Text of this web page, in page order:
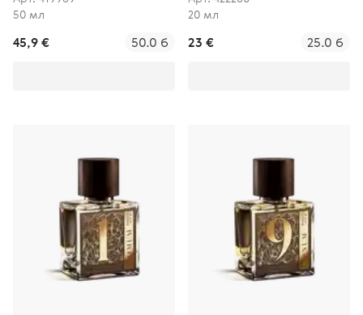
50 мл
45,9 € 50.0 б
20 мл
23 € 25.0 б